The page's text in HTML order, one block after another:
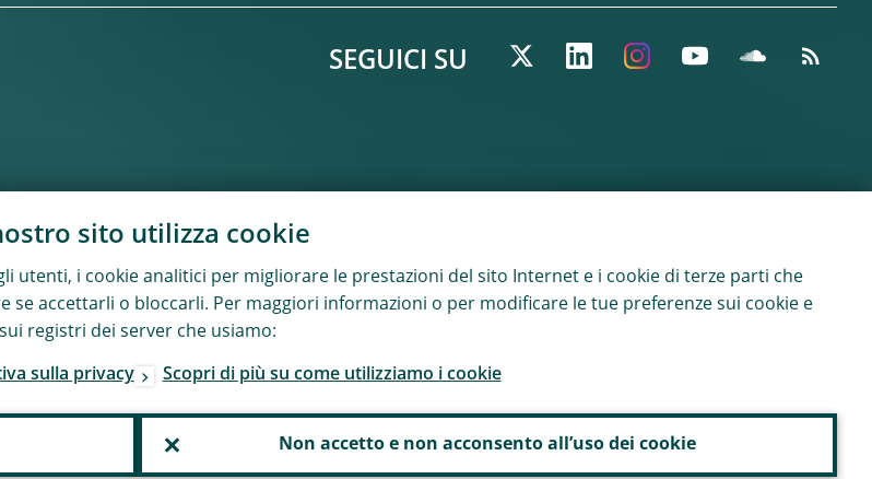
SEGUICI SU
sito utilizza cookie
utenti, i cookie analitici per migliorare le prestazioni del sito Internet e i cookie di terze parti che
accettarli o bloccarli. Per maggiori informazioni o per modificare le tue preferenze sui cookie e
sui registri dei server che usiamo:
sulla privacy Scopri di più su come utilizziamo i cookie
Non accetto e non acconsento all’uso dei cookie